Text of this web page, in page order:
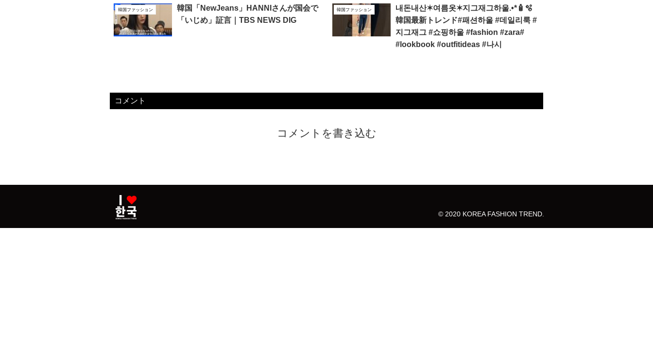
韓国ファッション
韓国「NewJeans」HANNIさんが国会で
「いじめ」証言｜TBS NEWS DIG
韓国ファッション
내돈내산✶여름옷✶지그재그하울.•*🧴🫧
韓国最新トレンド#패션하울 #데일리룩 #
지그재그 #쇼핑하울 #fashion #zara#
#lookbook #outfitideas #나시
コメント
コメントを書き込む
© 2020 KOREA FASHION TREND.